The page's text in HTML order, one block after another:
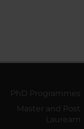
PhD Programmes
Master and Post
Lauream